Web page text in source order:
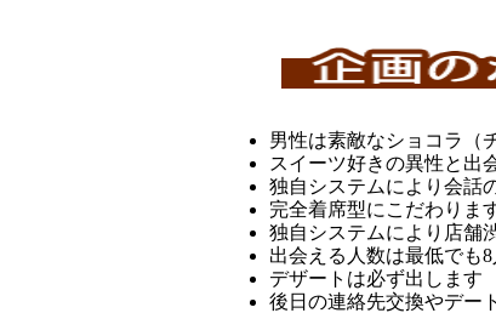
男性は素敵なショコラ（
スイーツ好きの異性と出
独自システムにより会話
完全着席型にこだわりま
独自システムにより店舗
出会える人数は最低でも8
デザートは必ず出します
後日の連絡先交換やデー